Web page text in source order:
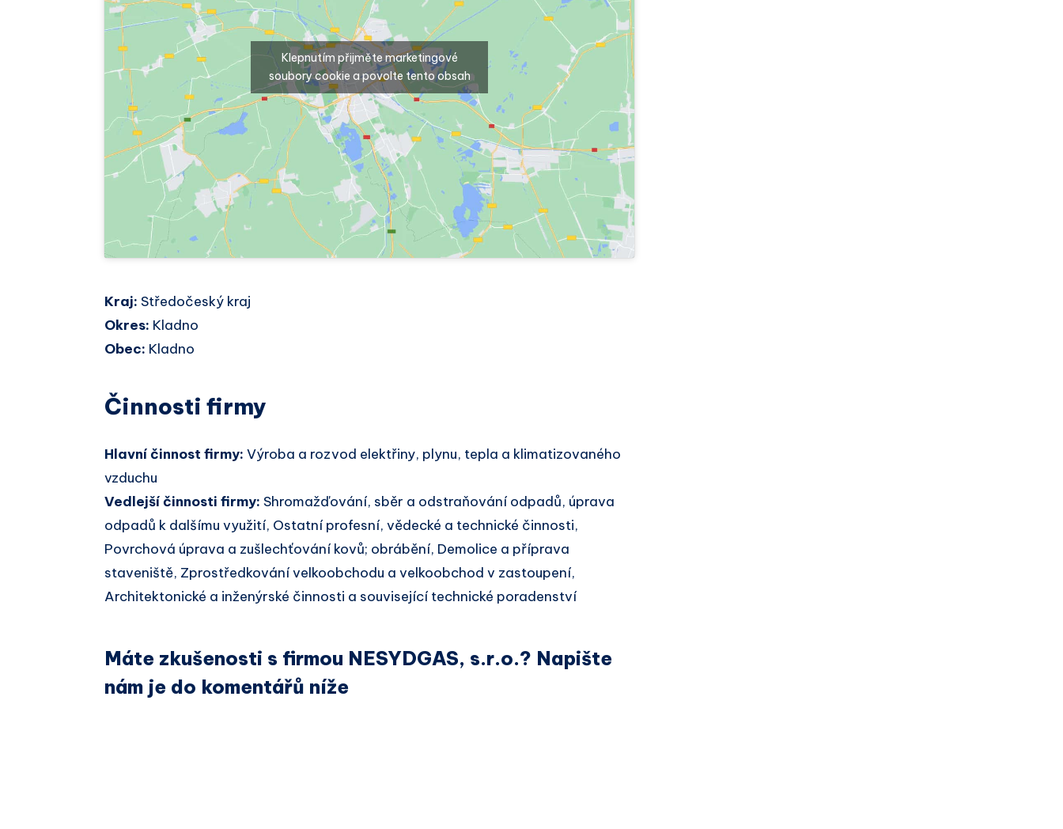
Klepnutím přijměte marketingové
soubory cookie a povolte tento obsah
Kraj: Středočeský kraj
Okres: Kladno
Obec: Kladno
Činnosti firmy
Hlavní činnost firmy: Výroba a rozvod elektřiny, plynu, tepla a klimatizovaného
vzduchu
Vedlejší činnosti firmy: Shromažďování, sběr a odstraňování odpadů, úprava
odpadů k dalšímu využití, Ostatní profesní, vědecké a technické činnosti,
Povrchová úprava a zušlechťování kovů; obrábění, Demolice a příprava
staveniště, Zprostředkování velkoobchodu a velkoobchod v zastoupení,
Architektonické a inženýrské činnosti a související technické poradenství
Máte zkušenosti s firmou NESYDGAS, s.r.o.? Napište
nám je do komentářů níže